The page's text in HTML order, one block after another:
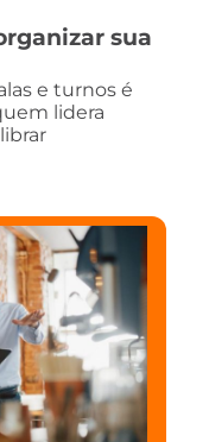
sua
e turnos é
lidera